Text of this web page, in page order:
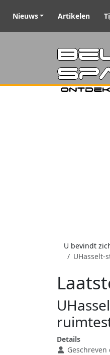
Nieuws Artikelen
U bevindt
UHasselt-
Details
Geschreven